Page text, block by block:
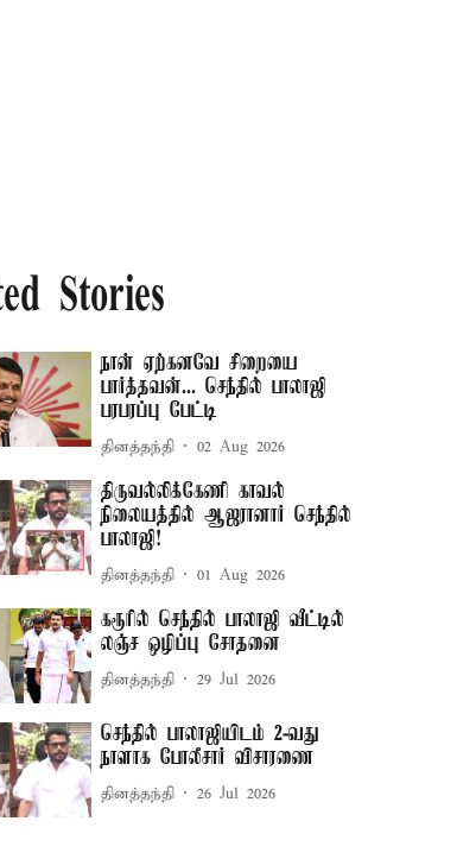
Stories
நான் ஏற்கனவே சிறையை
பார்த்தவன்... செந்தில் பாலாஜி
பரபரப்பு பேட்டி
தினத்தந்தி 02 Aug 2026
திருவல்லிக்கேணி காவல்
நிலையத்தில் ஆஜரானார் செந்தில்
பாலாஜி!
தினத்தந்தி 01 Aug 2026
கரூரில் செந்தில் பாலாஜி வீட்டில்
லஞ்ச ஒழிப்பு சோதனை
தினத்தந்தி 29 Jul 2026
செந்தில் பாலாஜியிடம் 2-வது
நாளாக போலீசார் விசாரணை
தினத்தந்தி 26 Jul 2026